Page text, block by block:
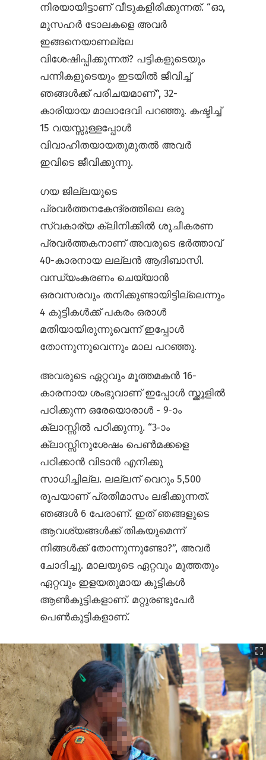
നിരയായിട്ടാണ് വീടുകളിരിക്കുന്നത്. “ഓ,
മുസഹര്‍ ടോലകളെ അവര്‍
ഇങ്ങനെയാണല്ലേ
വിശേഷിപ്പിക്കുന്നത്? പട്ടികളുടെയും
പന്നികളുടെയും ഇടയില്‍ ജീവിച്ച്
ഞങ്ങള്‍ക്ക് പരിചയമാണ്”, 32-
കാരിയായ മാലാദേവി പറഞ്ഞു. കഷ്ടിച്ച്
15 വയസ്സുള്ളപ്പോള്‍
വിവാഹിതയായതുമുതല്‍ അവര്‍
ഇവിടെ ജീവിക്കുന്നു.
ഗയ ജില്ലയുടെ
പ്രവര്‍ത്തനകേന്ദ്രത്തിലെ ഒരു
സ്വകാര്യ ക്ലിനിക്കില്‍ ശുചീകരണ
പ്രവര്‍ത്തകനാണ് അവരുടെ ഭര്‍ത്താവ്
40-കാരനായ ലല്ലന്‍ ആദിബാസി.
വന്ധ്യംകരണം ചെയ്യാന്‍
ഒരവസരവും തനിക്കുണ്ടായിട്ടില്ലെന്നും
4 കുട്ടികള്‍ക്ക് പകരം ഒരാള്‍
മതിയായിരുന്നുവെന്ന് ഇപ്പോള്‍
തോന്നുന്നുവെന്നും മാല പറഞ്ഞു.
അവരുടെ ഏറ്റവും മൂത്തമകന്‍ 16-
കാരനായ ശംഭുവാണ് ഇപ്പോള്‍ സ്ക്കൂളില്‍
പഠിക്കുന്ന ഒരേയൊരാള്‍ - 9-ാം
ക്ലാസ്സില്‍ പഠിക്കുന്നു. “3-ാം
ക്ലാസ്സിനുശേഷം പെണ്‍മക്കളെ
പഠിക്കാന്‍ വിടാന്‍ എനിക്കു
സാധിച്ചില്ല. ലല്ലന് വെറും 5,500
രൂപയാണ് പ്രതിമാസം ലഭിക്കുന്നത്.
ഞങ്ങള്‍ 6 പേരാണ്. ഇത് ഞങ്ങളുടെ
ആവശ്യങ്ങള്‍ക്ക് തികയുമെന്ന്
നിങ്ങള്‍ക്ക് തോന്നുന്നുണ്ടോ?”, അവര്‍
ചോദിച്ചു. മാലയുടെ ഏറ്റവും മൂത്തതും
ഏറ്റവും ഇളയതുമായ കുട്ടികള്‍
ആണ്‍കുട്ടികളാണ്. മറ്റുരണ്ടുപേര്‍
പെണ്‍കുട്ടികളാണ്.